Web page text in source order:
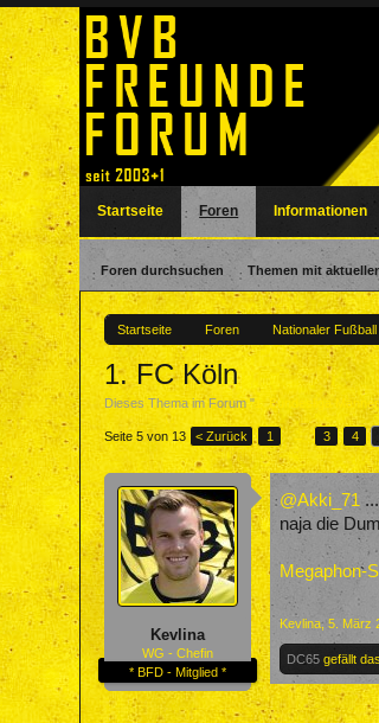
Startseite Foren Nationaler Fußball
1. FC Köln
Dieses Thema im Forum "1. Bundesliga Männer
Seite 5 von 13 < Zurück 1 ← 3 4
Kevlina
WG - Chefin
* BFD - Mitglied *
@Akki_71
naja die
Megaphon-
Kevlina, 5. März
DC65 gefällt das.
Startseite Foren
Foren durchsuchen Themen mit
Informationen